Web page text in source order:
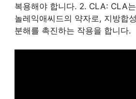
복용해야 합니다. 2. CLA: CLA
놀레익애씨드의 약자로, 지방합
분해를 촉진하는 작용을 합니다.